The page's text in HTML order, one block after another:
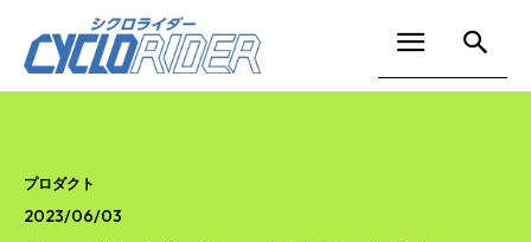
プロダクト
2023/06/03